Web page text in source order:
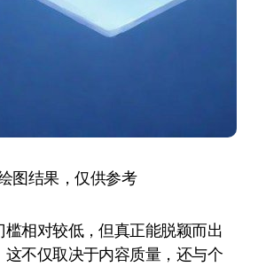
图结果，仅供参考
相对较低，但真正能脱颖而出
这不仅取决于内容质量，还与个